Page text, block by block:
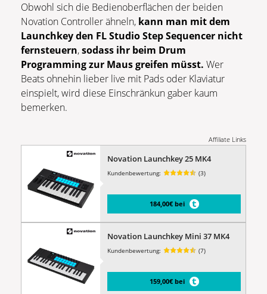
Obwohl sich die Bedienoberflächen der beiden
Novation Controller ähneln, kann man mit dem
Launchkey den FL Studio Step Sequencer nicht
fernsteuern,sodass ihr beim Drum
Programming zur Maus greifen müsst. Wer
Beats ohnehin lieber live mit Pads oder Klaviatur
einspielt, wird diese Einschränkun gaber kaum
bemerken.
Affiliate Links
Novation Launchkey 25 MK4
Kundenbewertung: (3)
184,00€ bei
Novation Launchkey Mini 37 MK4
Kundenbewertung: (7)
159,00€ bei